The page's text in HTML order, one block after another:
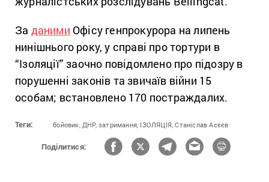
За даними Офісу генпрокурора на липень
нинішнього року, у справі про тортури в
“Ізоляції” заочно повідомлено про підозру в
порушенні законів та звичаїв війни 15
особам; встановлено 170 постраждалих.
Теги: бойовик, ДНР, затримання, ІЗОЛЯЦІЯ, Станіслав Асєєв
Поділитися: